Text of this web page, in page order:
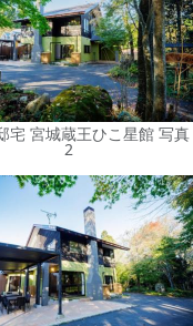
宅 宮城蔵王ひこ星館 写真
2